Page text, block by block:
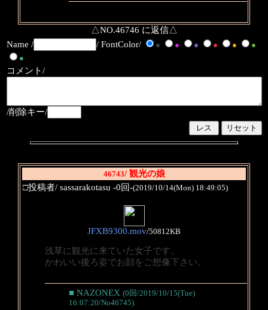
△NO.46746 に返信△
Name /
/ FontColor/ ● ● ● ● ●
●
●
コメント/
/削除キー/
46743/ 観光の娘
□投稿者/ sassarakotasu -0回-(2019/10/14(Mon) 18:49:05)
JFXB9300.mov/50812KB
浅草に観光に来ていた女子です。
かわいい後ろ姿でお顔をご想像下さい。
■ NAZONEX (0回/2019/10/15(Tue)
16:07:20/No46745)